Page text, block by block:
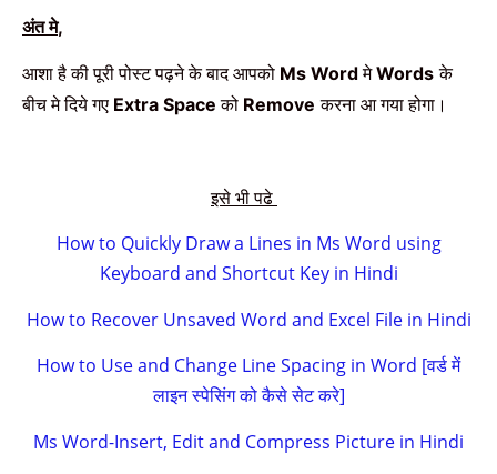
अंत मे,
आशा है की पूरी पोस्ट पढ़ने के बाद आपको Ms WordमेWords के
बीच मे दिये गए Extra Spaceको Remove करना आ गया होगा।
इसे भी पढे
How to Quickly Draw a Lines in Ms Word using
Keyboard and Shortcut Key in Hindi
How to Recover Unsaved Word and Excel File in Hindi
How to Use and Change Line Spacing in Word [वर्ड में
लाइन स्पेसिंग को कैसे सेट करे]
Ms Word-Insert, Edit and Compress Picture in Hindi